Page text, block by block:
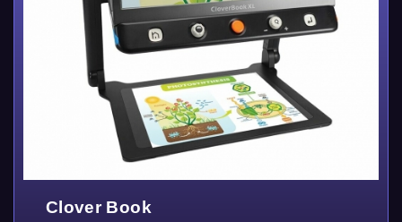
Clover Book